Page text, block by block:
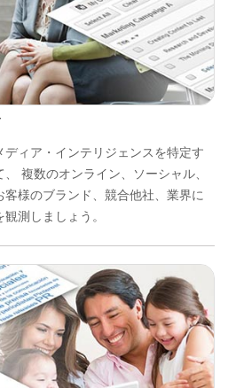
ィア・インテリジェンスを特定す
複数のオンライン、ソーシャル、
様のブランド、競合他社、業界に
測しましょう。